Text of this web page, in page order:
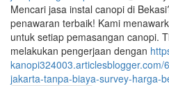
Mencari jasa instal canopi di
penawaran terbaik! Kami
untuk setiap pemasangan canopi.
melakukan pengerjaan dengan
jakarta-tanpa-biaya-survey-harga-